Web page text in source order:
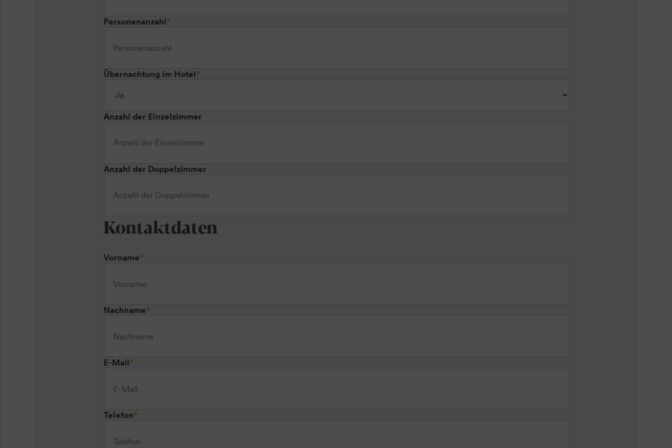
Personenanzahl*
Übernachtung im Hotel*
Anzahl der Einzelzimmer
Anzahl der Doppelzimmer
Kontaktdaten
Vorname*
Nachname*
E-Mail*
Telefon*